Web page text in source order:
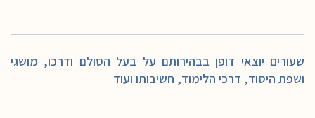
שעורים יוצאי דופן בבהירותם על בעל הסולם ודרכו, מושגי
ושפת היסוד, דרכי הלימוד, חשיבותו ועוד